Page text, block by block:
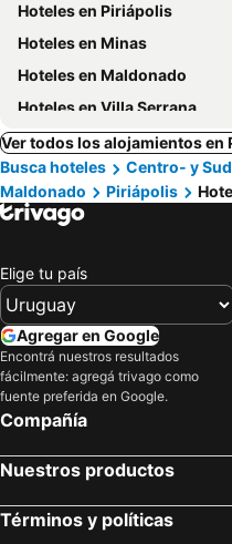
Hoteles en Piriápolis
Hoteles en Minas
Hoteles en Maldonado
Hoteles en Villa Serrana
Ver todos los alojamientos en
Busca hoteles
Centro- y
Maldonado
Piriápolis
Elige tu país
Agregar en Google
Encontrá nuestros resultados
fácilmente: agregá trivago como
fuente preferida en Google.
Compañía
Nuestros productos
Términos y políticas